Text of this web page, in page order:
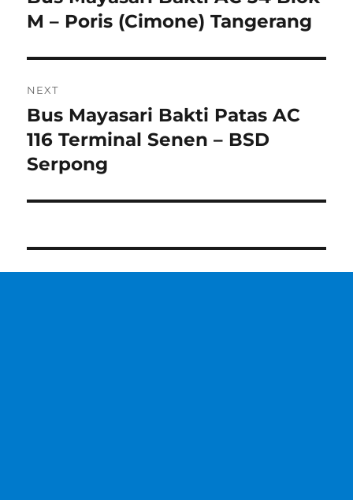
post:
M – Poris (Cimone) Tangerang
NEXT
Next
post:
Bus Mayasari Bakti Patas AC
116 Terminal Senen – BSD
Serpong